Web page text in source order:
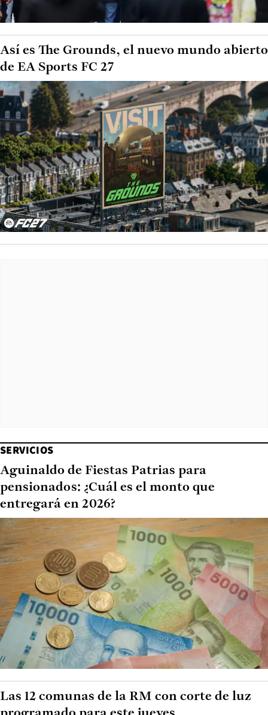
Así es The Grounds, el nuevo mundo abierto
de EA Sports FC 27
SERVICIOS
Aguinaldo de Fiestas Patrias para
pensionados: ¿Cuál es el monto que
entregará en 2026?
Las 12 comunas de la RM con corte de luz